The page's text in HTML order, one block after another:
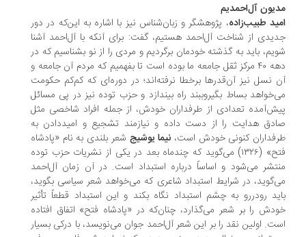
آل‌احمدیم
طبیب‌زاده، پژوهشگر و زبان‌شناس نیز با اشاره به این‌که در دور
از شناخت آل‌احمد هستیم، گفت: برای آنکه با آل‌احمد آشنا
باید به گذشته‌ خودمان برگردیم و مردی را از نو بشناسیم که در
دهه‌ ۴۰ مرکز ثقل جامعه‌ ما بوده است تا بفهمیم که مردم آن جامعه و
نسل نیز آن‌قدرها برخطا نرفته‌اند؛ در دوره‌ای که کم‌کم حکومت
بساط بگیروببند راه بیندازد و حزب توده نیز در پی مسائل
تعدادی از طرفداران خودش، از جمله افراد شاخصی مثل
هدایت را از دست داده و نیازمند تشجیع و امیددادن به
کنونی خودش است، نیما یوشیج شعر بلندی به نام «پادشاه
فتح» (۱۳۲۶) می‌گوید که چندماه بعد در یکی از نشریات حزب توده
می‌شود و اساساً درباره‌ استبداد است. در آن زمان آل‌احمد
در شرایط استبداد شاعری که می‌خواهد شعر سیاسی بگوید،
رودررو به چشم استبداد نگاه بکند و این استبداد قطعاً تأثیر
را بر شعر می‌گذارد، چنان‌که در «پادشاه فتح» اتفاق افتاده
اولین نقد را بر این شعر آل‌احمد جوان می‌نویسد، با درکی بسیار